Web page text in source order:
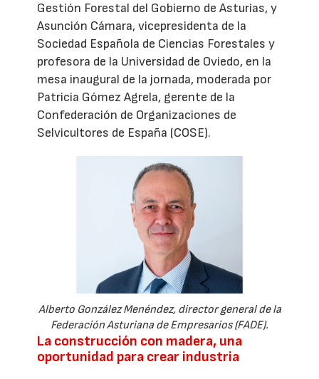
Gestión Forestal del Gobierno de Asturias, y
Asunción Cámara, vicepresidenta de la
Sociedad Española de Ciencias Forestales y
profesora de la Universidad de Oviedo, en la
mesa inaugural de la jornada, moderada por
Patricia Gómez Agrela, gerente de la
Confederación de Organizaciones de
Selvicultores de España (COSE).
Alberto González Menéndez, director general de la
Federación Asturiana de Empresarios (FADE).
La construcción con madera, una
oportunidad para crear industria